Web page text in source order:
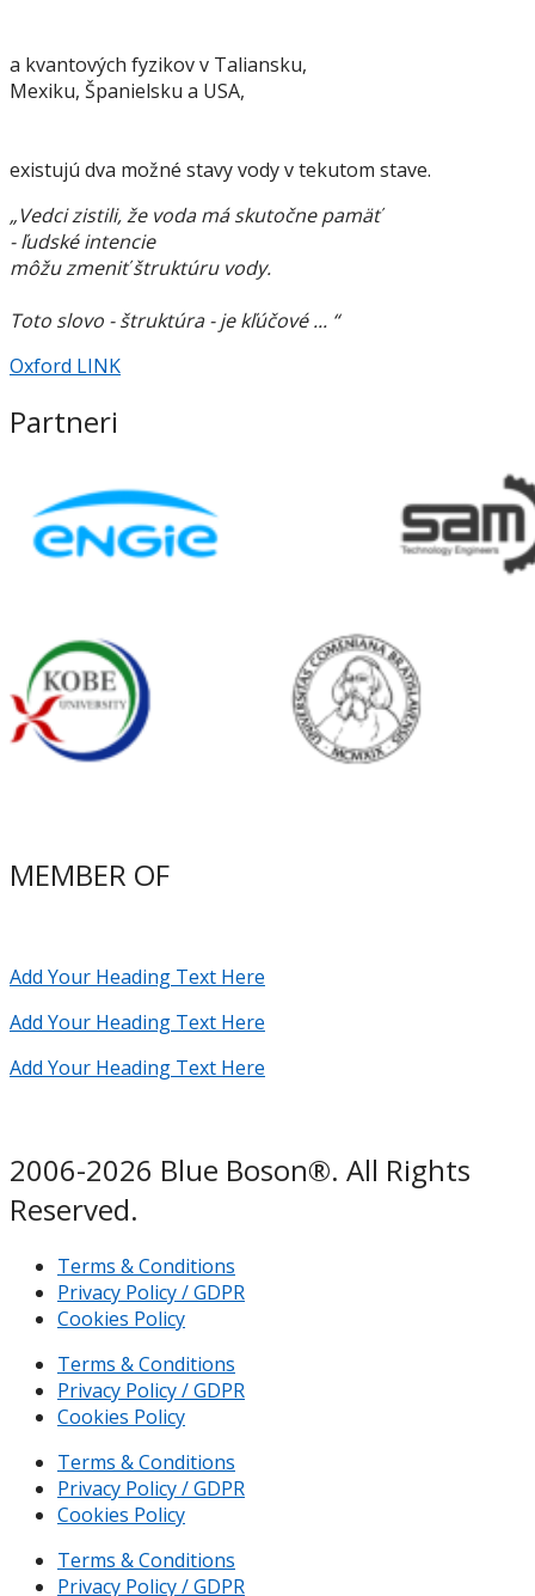
a kvantových fyzikov v Taliansku,
Mexiku, Španielsku a USA,
existujú dva možné stavy vody v tekutom stave.
„Vedci zistili, že voda má skutočne pamäť
- ľudské intencie
môžu zmeniť štruktúru vody.
Toto slovo - štruktúra - je kľúčové ... “
Oxford LINK
Partneri
MEMBER OF
Add Your Heading Text Here
Add Your Heading Text Here
Add Your Heading Text Here
2006-2026 Blue Boson®. All Rights
Reserved.
Terms & Conditions
Privacy Policy / GDPR
Cookies Policy
Terms & Conditions
Privacy Policy / GDPR
Cookies Policy
Terms & Conditions
Privacy Policy / GDPR
Cookies Policy
Terms & Conditions
Privacy Policy / GDPR